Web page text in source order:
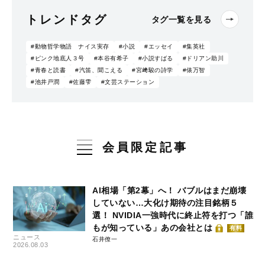
トレンドタグ タグ一覧を見る
#動物哲学物語 ナイス実存 #小説 #エッセイ
#集英社
#ピンク地底人３号
#本谷有希子 #小説すばる
#ドリアン助川
#青春と読書
#汽笛、聞こえる #宮﨑駿の詩学
#俵万智
#池井戸潤
#佐藤雫 #文芸ステーション
会員限定記事
ニュース
2026.08.03
AI相場「第2幕」へ！ バブルはまだ崩壊
していない…大化け期待の注目銘柄５
選！ NVIDIA一強時代に終止符を打つ「誰
もが知っている」あの会社とは
有料
石井僚一